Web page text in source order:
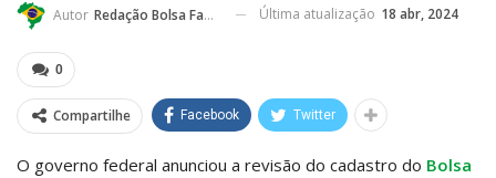
Autor Redação Bolsa Família Última atualização 18 abr, 2024
0
Compartilhe Facebook Twitter
O governo federal anunciou a revisão do cadastro do Bolsa